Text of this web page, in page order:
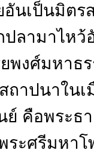
อันเป็นมิต
ปลามาไห
พงศ์มหาธ
าปนาใน
คือพระธ
ะศรีมหาโ